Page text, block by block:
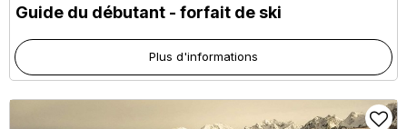
Guide du débutant - forfait de ski
Plus d'informations